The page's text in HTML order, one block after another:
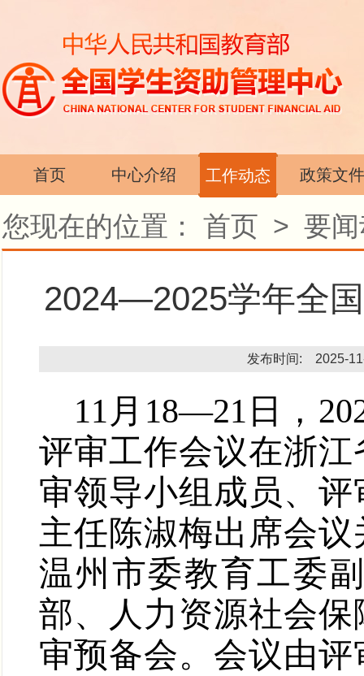
首页 中心介绍 工作动态 政策文件
您现在的位置： 首页 > 要
2024—2025学年全
发布时间: 2025-
11 月 18—21 日，
评审工作会议在浙江
审领导小组成员、评
主任陈淑梅出席会
温州市委教育工委
部、人力资源社会
审预备会。会议由评